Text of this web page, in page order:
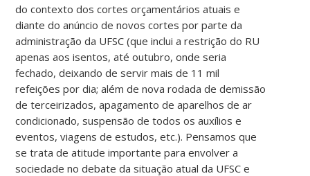
do contexto dos cortes orçamentários atuais e
diante do anúncio de novos cortes por parte da
administração da UFSC (que inclui a restrição do RU
apenas aos isentos, até outubro, onde seria
fechado, deixando de servir mais de 11 mil
refeições por dia; além de nova rodada de demissão
de terceirizados, apagamento de aparelhos de ar
condicionado, suspensão de todos os auxílios e
eventos, viagens de estudos, etc.). Pensamos que
se trata de atitude importante para envolver a
sociedade no debate da situação atual da UFSC e